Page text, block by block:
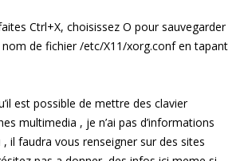
Ctrl+X, choisissez O pour sauvegarder
de fichier /etc/X11/xorg.conf en tapant
est possible de mettre des clavier
multimedia , je n’ai pas d’informations
il faudra vous renseigner sur des sites